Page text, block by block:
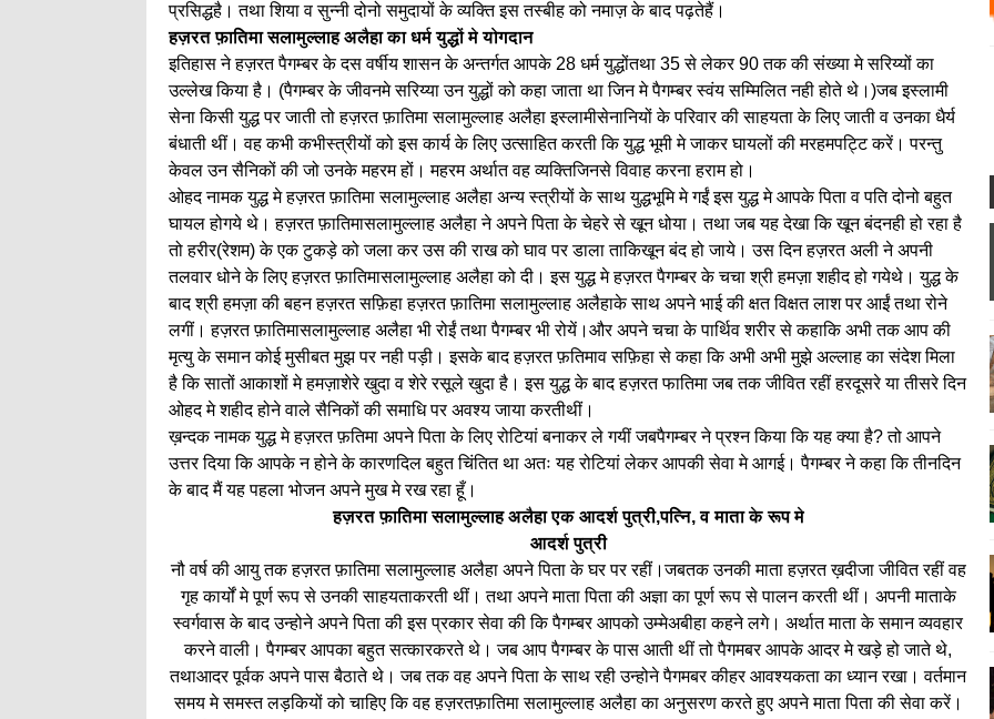
प्रसिद्धहै। तथा शिया व सुन्नी दोनो समुदायों के व्यक्ति इस तस्बीह को नमाज़ के बाद पढ़तेहैं।
हज़रत फ़ातिमा सलामुल्लाह अलैहा का धर्म युद्धों मे योगदान
इतिहास ने हज़रत पैगम्बर के दस वर्षीय शासन के अन्तर्गत आपके 28 धर्म युद्धोंतथा 35 से लेकर 90 तक की संख्या मे सरिय्यों का
उल्लेख किया है। (पैगम्बर के जीवनमे सरिय्या उन युद्धों को कहा जाता था जिन मे पैगम्बर स्वंय सम्मिलित नही होते थे।)जब इस्लामी
सेना किसी युद्ध पर जाती तो हज़रत फ़ातिमा सलामुल्लाह अलैहा इस्लामीसेनानियों के परिवार की साहयता के लिए जाती व उनका धैर्य
बंधाती थीं। वह कभी कभीस्त्रीयों को इस कार्य के लिए उत्साहित करती कि युद्ध भूमी मे जाकर घायलों की मरहमपट्टि करें। परन्तु
केवल उन सैनिकों की जो उनके महरम हों। महरम अर्थात वह व्यक्तिजिनसे विवाह करना हराम हो।
ओहद नामक युद्ध मे हज़रत फ़ातिमा सलामुल्लाह अलैहा अन्य स्त्रीयों के साथ युद्धभूमि मे गईं इस युद्ध मे आपके पिता व पति दोनो बहुत
घायल होगये थे। हज़रत फ़ातिमासलामुल्लाह अलैहा ने अपने पिता के चेहरे से खून धोया। तथा जब यह देखा कि खून बंदनही हो रहा है
तो हरीर(रेशम) के एक टुकड़े को जला कर उस की राख को घाव पर डाला ताकिखून बंद हो जाये। उस दिन हज़रत अली ने अपनी
तलवार धोने के लिए हज़रत फ़ातिमासलामुल्लाह अलैहा को दी। इस युद्ध मे हज़रत पैगम्बर के चचा श्री हमज़ा शहीद हो गयेथे। युद्ध के
बाद श्री हमज़ा की बहन हज़रत सफ़िहा हज़रत फ़ातिमा सलामुल्लाह अलैहाके साथ अपने भाई की क्षत विक्षत लाश पर आईं तथा रोने
लगीं। हज़रत फ़ातिमासलामुल्लाह अलैहा भी रोईं तथा पैगम्बर भी रोयें।और अपने चचा के पार्थिव शरीर से कहाकि अभी तक आप की
मृत्यु के समान कोई मुसीबत मुझ पर नही पड़ी। इसके बाद हज़रत फ़तिमाव सफ़िहा से कहा कि अभी अभी मुझे अल्लाह का संदेश मिला
है कि सातों आकाशों मे हमज़ाशेरे खुदा व शेरे रसूले खुदा है। इस युद्ध के बाद हज़रत फातिमा जब तक जीवित रहीं हरदूसरे या तीसरे दिन
ओहद मे शहीद होने वाले सैनिकों की समाधि पर अवश्य जाया करतीथीं।
ख़न्दक नामक युद्ध मे हज़रत फ़तिमा अपने पिता के लिए रोटियां बनाकर ले गयीं जबपैगम्बर ने प्रश्न किया कि यह क्या है? तो आपने
उत्तर दिया कि आपके न होने के कारणदिल बहुत चिंतित था अतः यह रोटियां लेकर आपकी सेवा मे आगई। पैगम्बर ने कहा कि तीनदिन
के बाद मैं यह पहला भोजन अपने मुख मे रख रहा हूँ।
हज़रत फ़ातिमा सलामुल्लाह अलैहा एक आदर्श पुत्री,पत्नि, व माता के रूप मे
आदर्श पुत्री
नौ वर्ष की आयु तक हज़रत फ़ातिमा सलामुल्लाह अलैहा अपने पिता के घर पर रहीं।जबतक उनकी माता हज़रत ख़दीजा जीवित रहीं वह
गृह कार्यों मे पूर्ण रूप से उनकी साहयताकरती थीं। तथा अपने माता पिता की अज्ञा का पूर्ण रूप से पालन करती थीं। अपनी माताके
स्वर्गवास के बाद उन्होने अपने पिता की इस प्रकार सेवा की कि पैगम्बर आपको उम्मेअबीहा कहने लगे। अर्थात माता के समान व्यवहार
करने वाली। पैगम्बर आपका बहुत सत्कारकरते थे। जब आप पैगम्बर के पास आती थीं तो पैगमबर आपके आदर मे खड़े हो जाते थे,
तथाआदर पूर्वक अपने पास बैठाते थे। जब तक वह अपने पिता के साथ रही उन्होने पैगमबर कीहर आवश्यकता का ध्यान रखा। वर्तमान
समय मे समस्त लड़कियों को चाहिए कि वह हज़रतफ़ातिमा सलामुल्लाह अलैहा का अनुसरण करते हुए अपने माता पिता की सेवा करें।